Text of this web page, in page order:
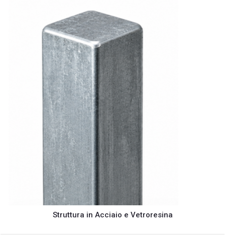
Struttura in Acciaio e Vetroresina